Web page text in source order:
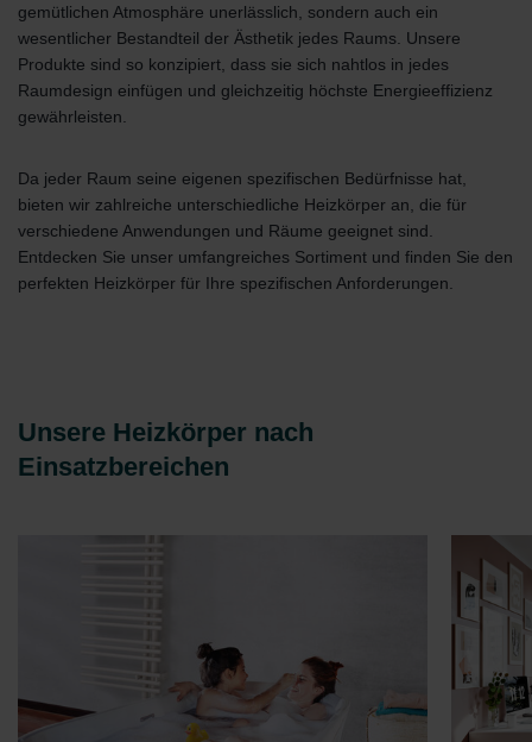
gemütlichen Atmosphäre unerlässlich, sondern auch ein
wesentlicher Bestandteil der Ästhetik jedes Raums. Unsere
Produkte sind so konzipiert, dass sie sich nahtlos in jedes
Raumdesign einfügen und gleichzeitig höchste Energieeffizienz
gewährleisten.
Da jeder Raum seine eigenen spezifischen Bedürfnisse hat,
bieten wir zahlreiche unterschiedliche Heizkörper an, die für
verschiedene Anwendungen und Räume geeignet sind.
Entdecken Sie unser umfangreiches Sortiment und finden Sie den
perfekten Heizkörper für Ihre spezifischen Anforderungen.
Unsere Heizkörper nach
Einsatzbereichen